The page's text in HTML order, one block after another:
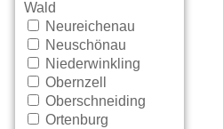
Wald
Neureichenau
Neuschönau
Niederwinkling
Obernzell
Oberschneiding
Ortenburg